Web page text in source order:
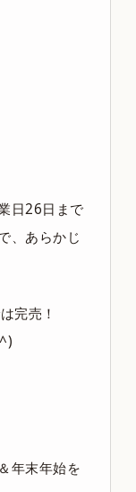
日26日まで
、あらかじ
完売！
年末年始を